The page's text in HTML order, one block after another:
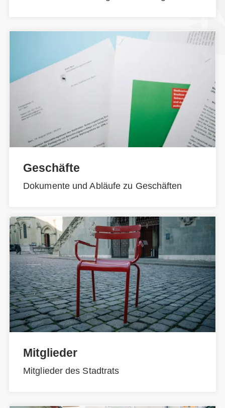
Geschäfte
Dokumente und Abläufe zu Geschäften
Mitglieder
Mitglieder des Stadtrats